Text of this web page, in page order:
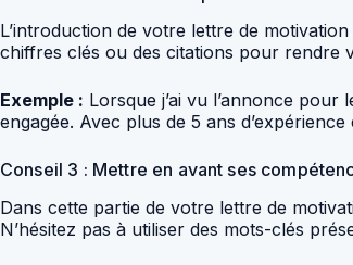
L’introduction de votre lettre de
chiffres clés ou des citations pour rendre
Exemple : Lorsque j’ai vu l’annonce
engagée. Avec plus de 5 ans
Conseil 3 : Mettre en avant ses
Dans cette partie de votre lettre de
N’hésitez pas à utiliser des mots-clés